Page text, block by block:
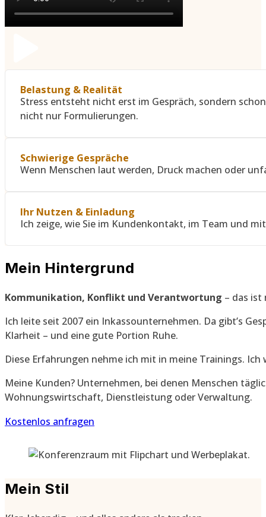
Belastung & Realität
Stress entsteht nicht erst im Gespräch, sondern
nicht nur Formulierungen.
Schwierige Gespräche
Wenn Menschen laut werden, Druck machen oder
Ihr Nutzen & Einladung
Ich zeige, wie Sie im Kundenkontakt, im Team und
Mein Hintergrund
Kommunikation, Konflikt und Verantwortung – das ist
Ich leite seit 2007 ein Inkassounternehmen. Da gibt’s
Klarheit – und eine gute Portion Ruhe.
Diese Erfahrungen nehme ich mit in meine Trainings.
Meine Kunden? Unternehmen, bei denen Menschen
Wohnungswirtschaft, Dienstleistung oder Verwaltung.
Kostenlos anfragen
Mein Stil